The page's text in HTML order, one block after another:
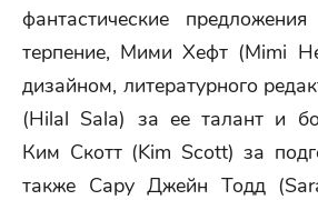
фантастические
терпение, Мими Хефт (Mimi
дизайном, литературного
(Hilal Sala) за ее талант и
Ким Скотт (Kim Scott) за
также Сару Джейн Тодд